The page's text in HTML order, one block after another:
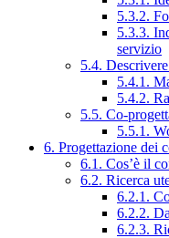
5.3.2.
5.3.3.
servizio
5.4.
5.4.1.
5.4.2.
5.5. Co-
5.5.1.
6. Progettazione dei
6.1. Cos’è il
6.2. Ricerca
6.2.1.
6.2.2.
6.2.3.